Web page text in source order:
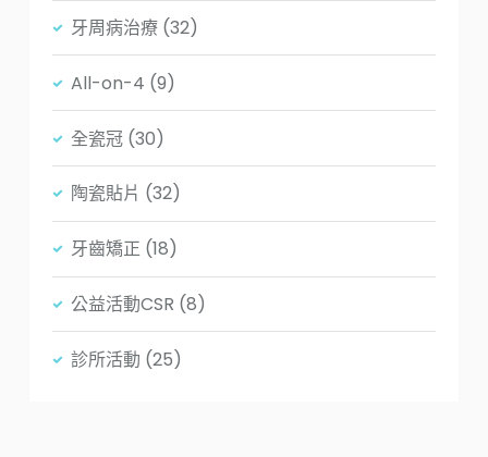
牙周病治療 (32)
All-on-4 (9)
全瓷冠 (30)
陶瓷貼片 (32)
牙齒矯正 (18)
公益活動CSR (8)
診所活動 (25)